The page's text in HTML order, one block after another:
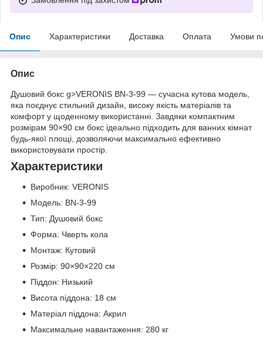
Опис Характеристики Доставка Оплата Умови
Опис
Душовий бокс g>VERONIS BN-3-99 — сучасна кутова модель,
яка поєднує стильний дизайн, високу якість матеріалів та
комфорт у щоденному використанні. Завдяки компактним
розмірам 90×90 см бокс ідеально підходить для ванних кімнат
будь-якої площі, дозволяючи максимально ефективно
використовувати простір.
Характеристики
Виробник: VERONIS
Модель: BN-3-99
Тип: Душовий бокс
Форма: Чверть кола
Монтаж: Кутовий
Розмір: 90×90×220 см
Піддон: Низький
Висота піддона: 18 см
Матеріал піддона: Акрил
Максимальне навантаження: 280 кг